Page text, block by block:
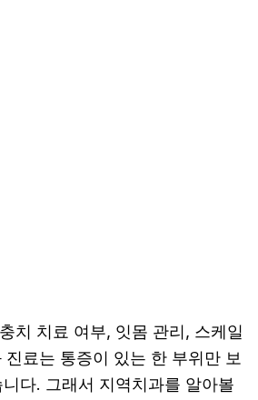
치 치료 여부, 잇몸 관리, 스케일
료는 통증이 있는 한 부위만 보
다. 그래서 지역치과를 알아볼